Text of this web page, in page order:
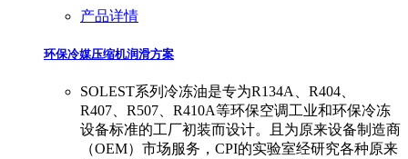
产品详情
环保冷媒压缩机润滑方案
SOLEST系列冷冻油是专为R134A、R404、
R407、R507、R410A等环保空调工业和环保冷冻
设备标准的工厂初装而设计。且为原来设备制造商
（OEM）市场服务，CPI的实验室经研究各种原来